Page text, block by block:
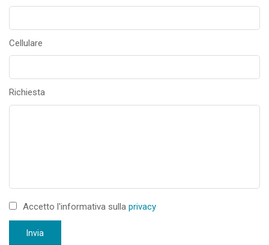
Cellulare
Richiesta
Accetto l'informativa sulla privacy
Invia